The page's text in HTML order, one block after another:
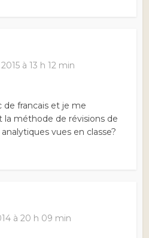
à 13 h 12 min
de francais et je me
la méthode de révisions de
vues en classe?
à 20 h 09 min